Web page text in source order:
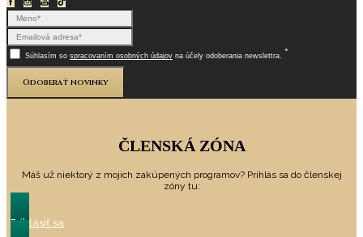
Súhlasím so spracovaním osobných údajov na účely odoberania newslettra. *
Odoberať novinky
ČLENSKÁ ZÓNA
Máš už niektorý z mojich zakúpených programov? Prihlás sa do členskej
zóny tu:
Prihlásiť sa